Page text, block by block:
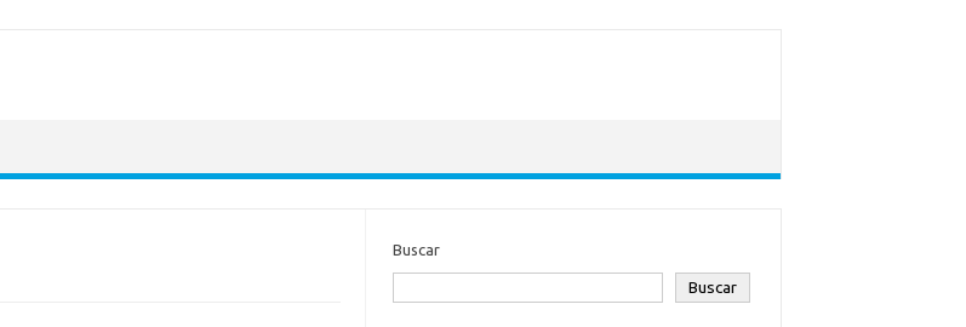
Buscar
Buscar